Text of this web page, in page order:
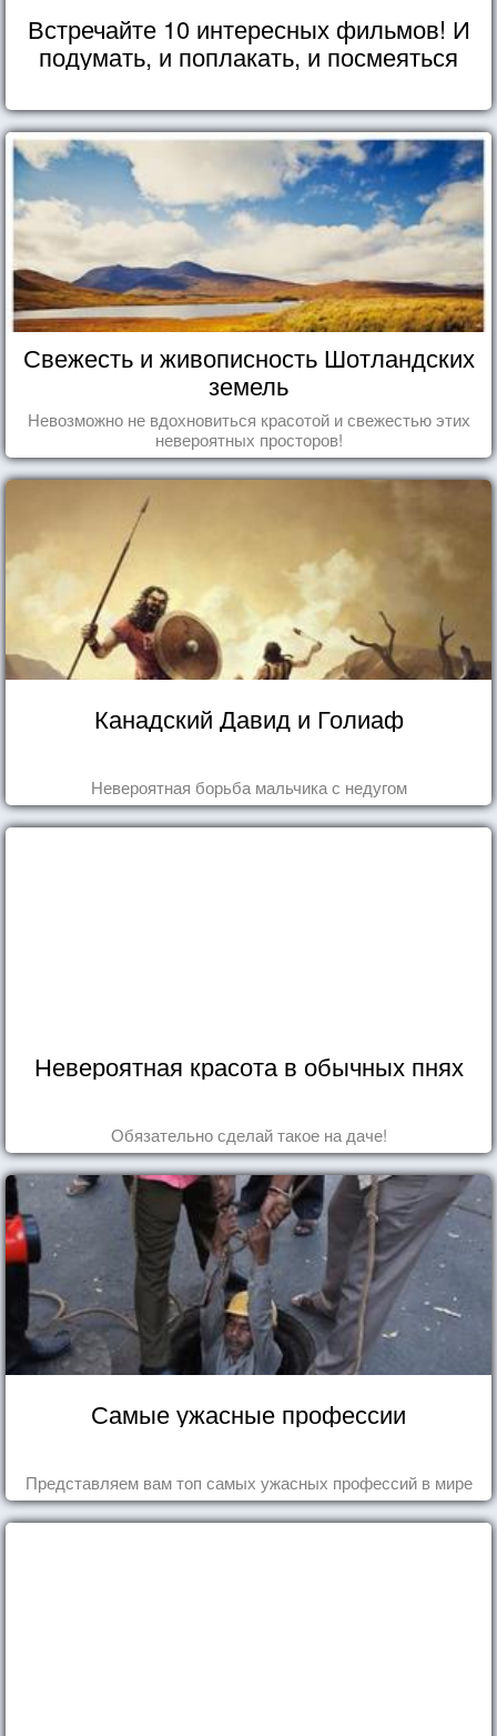
Встречайте 10 интересных фильмов! И
подумать, и поплакать, и посмеяться
Свежесть и живописность Шотландских
земель
Невозможно не вдохновиться красотой и свежестью этих
невероятных просторов!
Канадский Давид и Голиаф
Невероятная борьба мальчика с недугом
Невероятная красота в обычных пнях
Обязательно сделай такое на даче!
Самые ужасные профессии
Представляем вам топ самых ужасных профессий в мире